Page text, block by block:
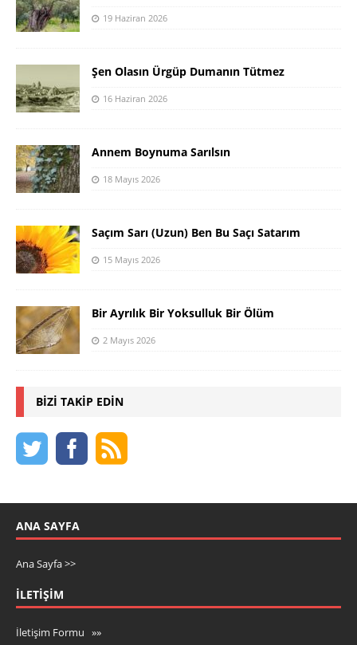
19 Haziran 2026
Şen Olasın Ürgüp Dumanın Tütmez
16 Haziran 2026
Annem Boynuma Sarılsın
18 Mayıs 2026
Saçım Sarı (Uzun) Ben Bu Saçı Satarım
15 Mayıs 2026
Bir Ayrılık Bir Yoksulluk Bir Ölüm
2 Mayıs 2026
BIZI TAKIP EDIN
ANA SAYFA
Ana Sayfa >>
İLETIŞIM
İletişim Formu »»